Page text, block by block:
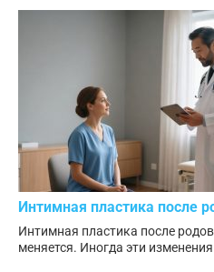
Интимная пластика после
Интимная пластика после
меняется. Иногда эти